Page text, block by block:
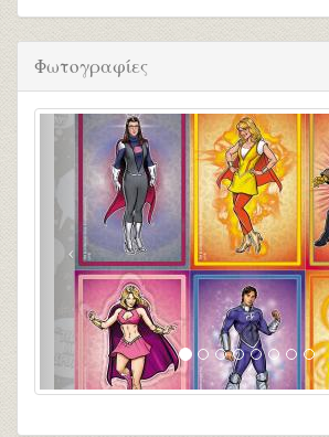
Φωτογραφίες